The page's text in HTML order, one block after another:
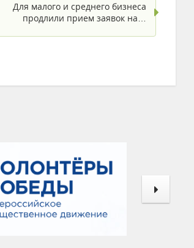
Для малого и среднего бизнеса
продлили прием заявок на…